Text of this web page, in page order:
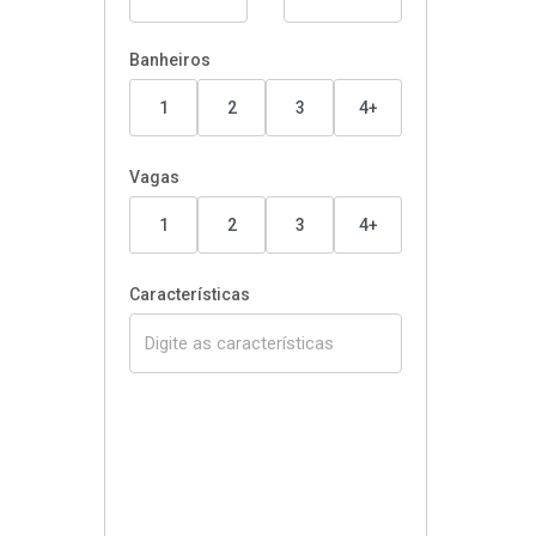
Banheiros
1 2 3 4+
Vagas
1 2 3 4+
Características